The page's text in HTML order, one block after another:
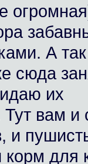
А так
сюда
их
вам и
и
корм